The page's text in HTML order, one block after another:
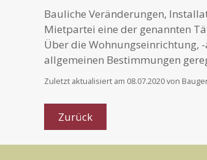
Bauliche Veränderungen,
Mietpartei eine der genannten
Über die Wohnungseinrichtung,
allgemeinen Bestimmungen
Zuletzt aktualisiert am 08.07.2020 von
Zurück